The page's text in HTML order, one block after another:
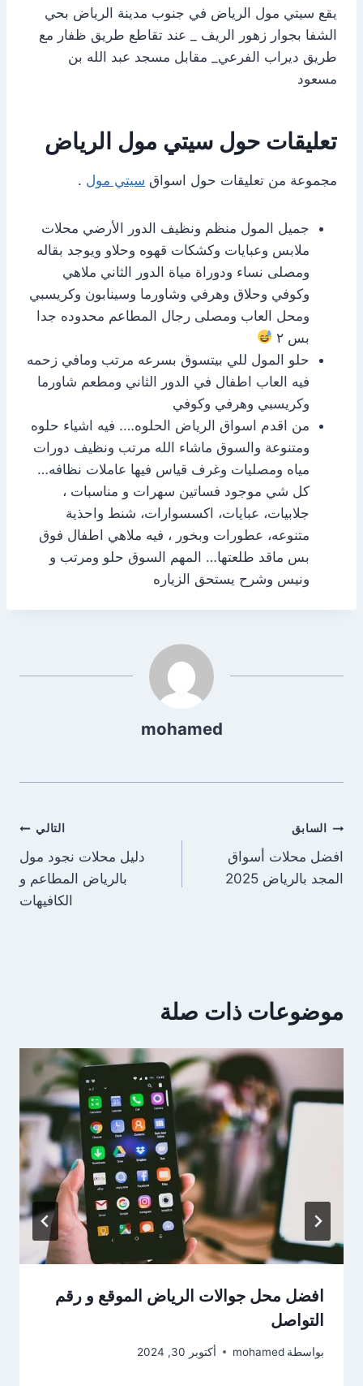
يقع سيتي مول الرياض في جنوب مدينة الرياض بحي
الشفا بجوار زهور الريف _ عند تقاطع طريق ظفار مع
طريق ديراب الفرعي_ مقابل مسجد عبد الله بن
مسعود
تعليقات حول سيتي مول الرياض
مجموعة من تعليقات حول اسواق سيتي مول .
جميل المول منظم ونظيف الدور الأرضي محلات
ملابس وعبايات وكشكات قهوه وحلاو ويوجد بقاله
ومصلى نساء ودوراة مياة الدور الثاني ملاهي
وكوفي وحلاق وهرفي وشاورما وسينابون وكريسبي
ومحل العاب ومصلى رجال المطاعم محدوده جدا
بس ٢
حلو المول للي بيتسوق بسرعه مرتب ومافي زحمه
فيه العاب اطفال في الدور الثاني ومطعم شاورما
وكريسبي وهرفي وكوفي
من اقدم اسواق الرياض الحلوه…. فيه اشياء حلوه
ومتنوعة والسوق ماشاء الله مرتب ونظيف دورات
مياه ومصليات وغرف قياس فيها عاملات نظافه…
كل شي موجود فساتين سهرات و مناسبات ،
جلابيات، عبايات، اكسسوارات، شنط واحذية
متنوعه، عطورات وبخور ، فيه ملاهي اطفال فوق
بس ماقد طلعتها… المهم السوق حلو ومرتب و
ونيس وشرح يستحق الزياره
mohamed
تصفّح
المقالات
السابق
افضل محلات أسواق
المجد بالرياض 2025
التالي
دليل محلات نجود مول
بالرياض المطاعم و
الكافيهات
موضوعات ذات صلة
افضل محل جوالات الرياض الموقع و رقم
التواصل
بواسطة mohamed أكتوبر 30, 2024